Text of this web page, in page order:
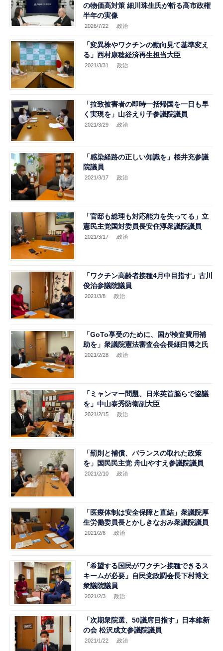
の物価高対策 細川珠生氏が斬る高市政権
半年の実像
2026/7/22 .政治
「変異株やワクチンの動向見て基準変え
る」西村康稔経済再生担当大臣
2021/3/31 .政治
「拉致被害者の即時一括帰国を一日も早
く実現を」山谷えり子参議院議員
2021/3/29 .政治
「感染経路の正しい知識を」桜井充参議
院議員
2021/3/17 .政治
「官邸も総理も対応能力を失ってる」立
憲民主党国対委員長安住淳衆議院議員
2021/3/17 .政治
「ワクチン高齢者接種4月中目指す」古川
俊治参議院議員
2021/3/8 .政治
「GoTo享受のために、国が検査費用補
助を」衆議院憲法審査会会長細田博之氏
2021/2/28 .政治
「ミャンマー問題、日米英首脳らで協議
を」中山泰秀防衛副大臣
2021/2/15 .政治
「罰則と補償、バランスの取れた政策
を」国民民主党 舟山やすえ参議院議員
2021/2/10 .政治
「医療体制は安全保障と直結」衆議院厚
生労働委員長とかしきなおみ衆議院議員
2021/2/6 .政治
「希望する国民がワクチン接種できるス
キームが必要」自民党政調会長下村博文
衆議院議員
2021/2/3 .政治
「次期衆院選、50議席目指す」日本維新
の会 松沢成文参議院議員
2021/1/22 .政治